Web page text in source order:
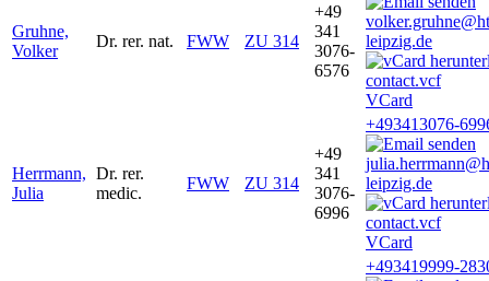
Gruhne,
Volker
Dr. rer. nat. FWW ZU 314
+49
341
3076-
6576
leipzig.de
VCard
Herrmann,
Julia
Dr. rer.
medic.
FWW ZU 314
+49
341
3076-
6996
+493413076-
leipzig.de
VCard
+493419999-